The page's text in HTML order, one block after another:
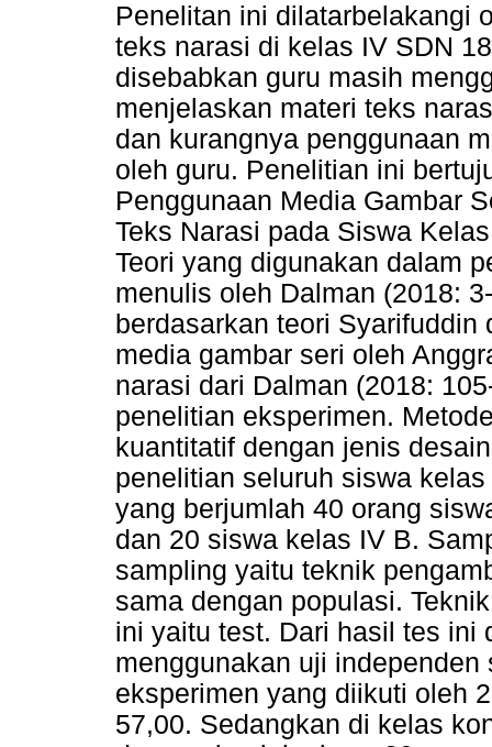
Penelitan ini dilatarbelakangi
teks narasi di kelas IV SDN
disebabkan guru masih
menjelaskan materi teks
dan kurangnya penggunaan
oleh guru. Penelitian ini
Penggunaan Media Gambar
Teks Narasi pada Siswa
Teori yang digunakan dalam
menulis oleh Dalman (2018:
berdasarkan teori
media gambar seri oleh
narasi dari Dalman (2018:
penelitian eksperimen.
kuantitatif dengan jenis
penelitian seluruh siswa
yang berjumlah 40 orang
dan 20 siswa kelas IV B.
sampling yaitu teknik
sama dengan populasi.
ini yaitu test. Dari hasil tes ini
menggunakan uji
eksperimen yang diikuti oleh
57,00. Sedangkan di kelas